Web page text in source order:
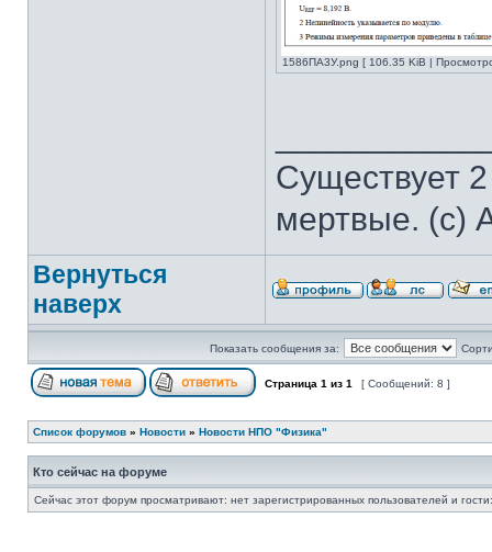
1586ПА3У.png [ 106.35 KiB |
Существует
мертвые. (с)
Вернуться
наверх
Показать сообщения за:
Страница 1 из 1 [ Сообщений: 8 ]
Список форумов » Новости » Новости НПО "Физика"
Кто сейчас на форуме
Сейчас этот форум просматривают: нет зарегистрированных пользователей и